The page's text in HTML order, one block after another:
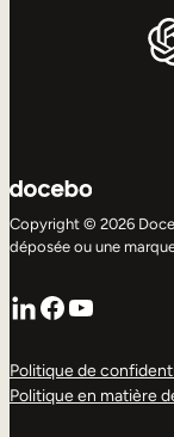
Copyright © 2026
déposée ou une
LinkedIn
Facebook
YouTube
Politique de
Politique en matière